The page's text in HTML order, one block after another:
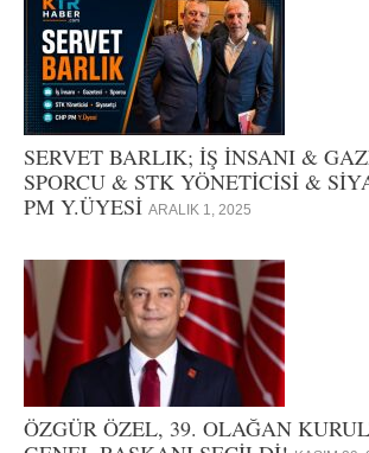
SERVET BARLIK; İŞ İNSANI &
SPORCU & STK YÖNETİCİSİ &
PM Y.ÜYESİ ARALIK 1, 2025
ÖZGÜR ÖZEL, 39. OLAĞAN